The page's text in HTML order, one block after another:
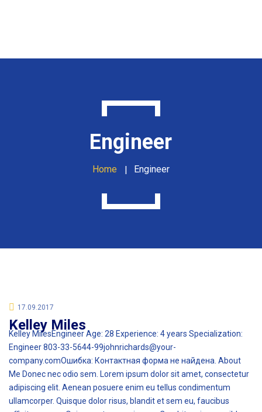
Privacy Policy
Engineer
Home Engineer
17.09.2017
Kelley Miles
Kelley MilesEngineer Age: 28 Experience: 4 years Specialization:
Engineer 803-33-5644-99johnrichards@your-
company.comОшибка: Контактная форма не найдена. About
Me Donec nec odio sem. Lorem ipsum dolor sit amet, consectetur
adipiscing elit. Aenean posuere enim eu tellus condimentum
ullamcorper. Quisque dolor risus, blandit et sem eu, faucibus